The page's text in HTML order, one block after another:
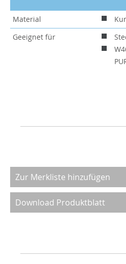
Material
Geeignet für
Zur Merkliste hinzufügen
Download Produktblatt